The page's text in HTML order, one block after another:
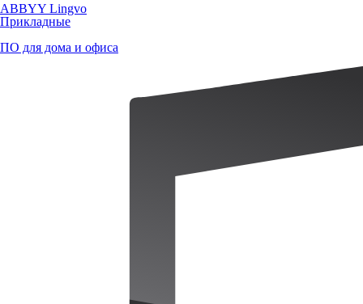
ABBYY Lingvo
Прикладные
ПО для дома и офиса